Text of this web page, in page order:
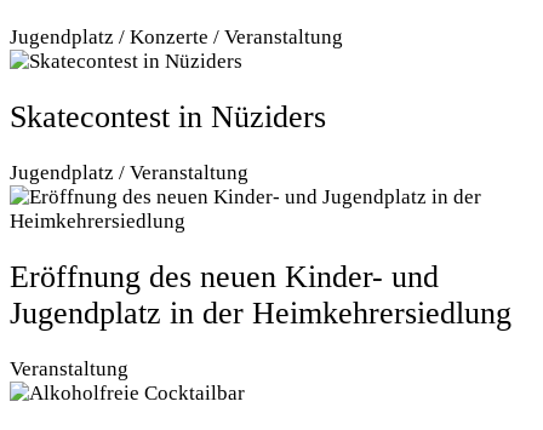
Jugendplatz / Konzerte / Veranstaltung
Skatecontest in Nüziders
Jugendplatz / Veranstaltung
Eröffnung des neuen Kinder- und
Jugendplatz in der Heimkehrersiedlung
Veranstaltung